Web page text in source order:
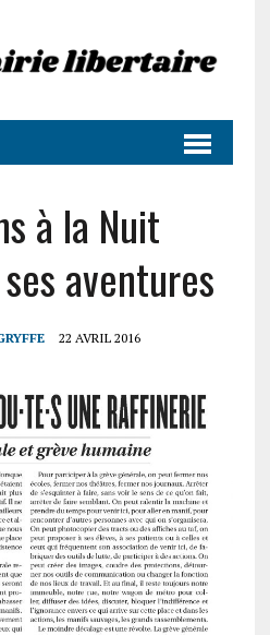
à la Nuit
aventures
22 AVRIL 2016